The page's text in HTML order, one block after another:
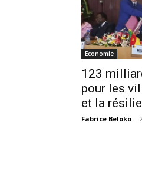
Economie
123
pour les
et la
Fabrice Beloko -